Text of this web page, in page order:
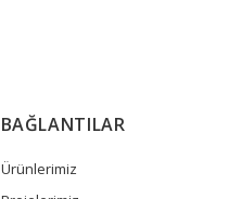
BAĞLANTILAR
Ürünlerimiz